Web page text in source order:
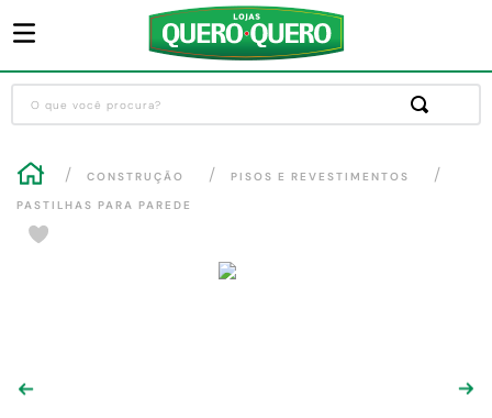
O que você procura?
CONSTRUÇÃO
PISOS E REVESTIMENTOS
PASTILHAS PARA PAREDE
1º
guarda roupa
º cozinha completa
6